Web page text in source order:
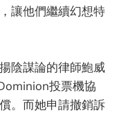
讓他們繼續幻想特
陰謀論的律師鮑威
投票機協
。而她申請撤銷訴